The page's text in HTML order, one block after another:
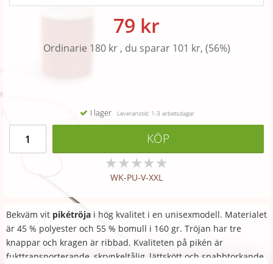
79 kr
Ordinarie 180 kr , du sparar 101 kr, (56%)
I lager Leveranstid: 1-3 arbetsdagar
KÖP
★★★★★
WK-PU-V-XXL
Bekväm vit pikétröja i hög kvalitet i en unisexmodell. Materialet
är 45 % polyester och 55 % bomull i 160 gr. Tröjan har tre
knappar och kragen är ribbad. Kvaliteten på pikén är
fukttransporterande, skrynkeltålig, lättskött och snabbtorkande.